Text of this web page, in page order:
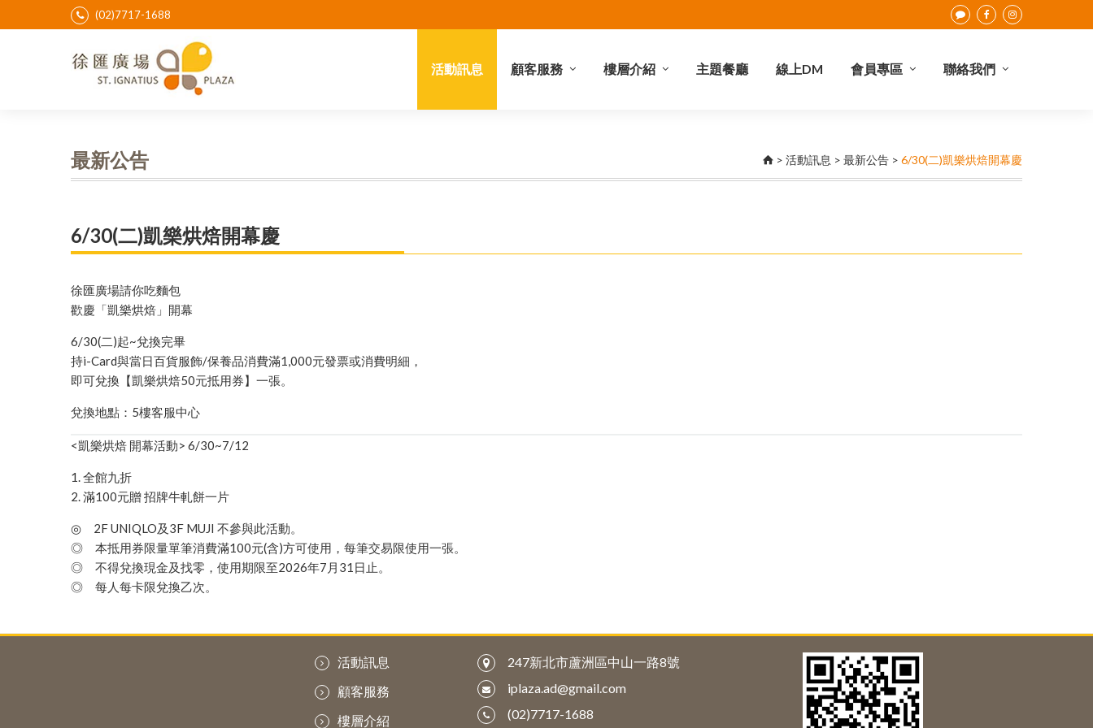
(02)7717-1688
活動訊息 顧客服務 樓層介紹 主題餐廳 線上DM 會員專區 聯絡我們
最新公告 > 活動訊息 > 最新公告 > 6/30(二)凱樂烘焙開幕慶
6/30(二)凱樂烘焙開幕慶
徐匯廣場請你吃麵包
歡慶「凱樂烘焙」開幕
6/30(二)起~兌換完畢
持i-Card與當日百貨服飾/保養品消費滿1,000元發票或消費明細，
即可兌換【凱樂烘焙50元抵用券】一張。
兌換地點：5樓客服中心
<凱樂烘焙 開幕活動> 6/30~7/12
1. 全館九折
2. 滿100元贈 招牌牛軋餅一片
◎ 2F UNIQLO及3F MUJI 不參與此活動。
◎ 本抵用券限量單筆消費滿100元(含)方可使用，每筆交易限使用一張。
◎ 不得兌換現金及找零，使用期限至2026年7月31日止。
◎ 每人每卡限兌換乙次。
活動訊息
顧客服務
樓層介紹
247新北市蘆洲區中山一路8號
iplaza.ad@gmail.com
(02)7717-1688